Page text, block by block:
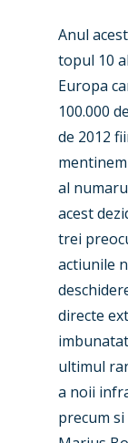
Anul
topul 10
Europa
100.000
de 2012
al
acest
trei
actiunile
directe
ultimul
a noii
precum